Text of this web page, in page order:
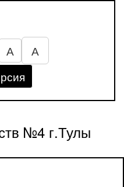
А
А
№4 г.Тулы